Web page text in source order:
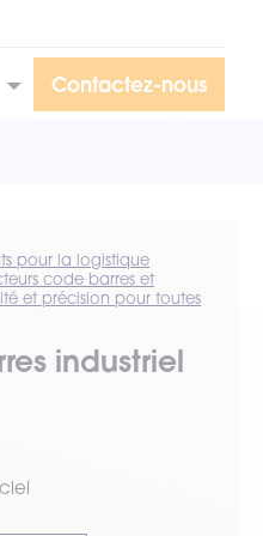
Contactez-nous
pour la logistique
code barres et
et précision pour toutes
industriel